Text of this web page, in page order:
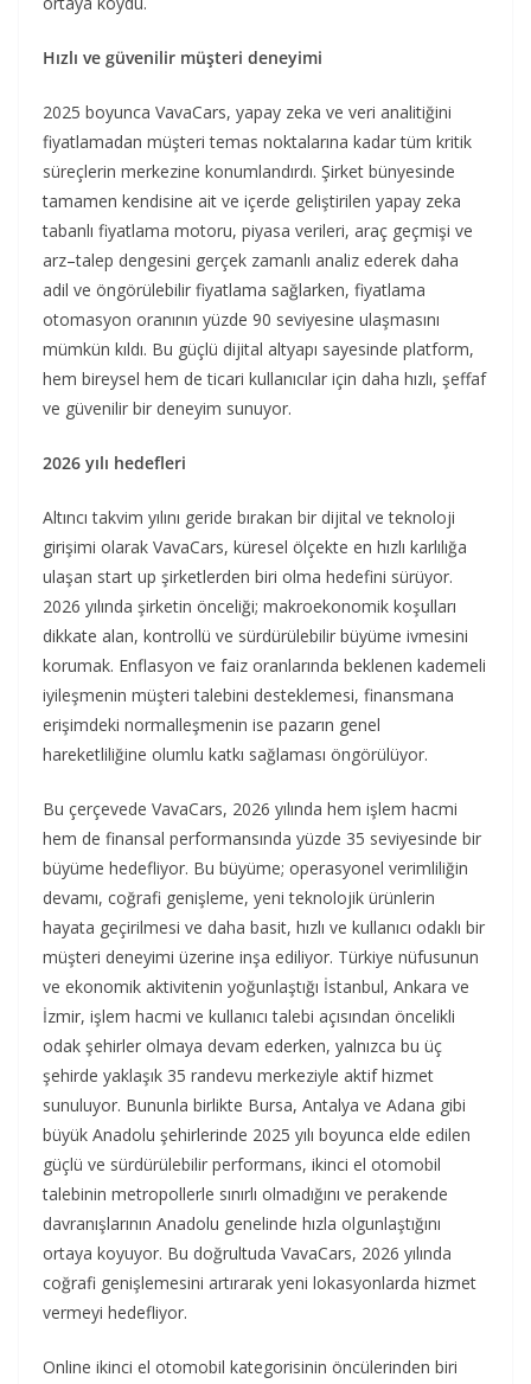
Hızlı ve güvenilir müşteri deneyimi
2025 boyunca VavaCars, yapay zeka ve veri analitiğini
fiyatlamadan müşteri temas noktalarına kadar tüm kritik
süreçlerin merkezine konumlandırdı. Şirket bünyesinde
tamamen kendisine ait ve içerde geliştirilen yapay zeka
tabanlı fiyatlama motoru, piyasa verileri, araç geçmişi ve
arz–talep dengesini gerçek zamanlı analiz ederek daha
adil ve öngörülebilir fiyatlama sağlarken, fiyatlama
otomasyon oranının yüzde 90 seviyesine ulaşmasını
mümkün kıldı. Bu güçlü dijital altyapı sayesinde platform,
hem bireysel hem de ticari kullanıcılar için daha hızlı, şeffaf
ve güvenilir bir deneyim sunuyor.
2026 yılı hedefleri
Altıncı takvim yılını geride bırakan bir dijital ve teknoloji
girişimi olarak VavaCars, küresel ölçekte en hızlı karlılığa
ulaşan start up şirketlerden biri olma hedefini sürüyor.
2026 yılında şirketin önceliği; makroekonomik koşulları
dikkate alan, kontrollü ve sürdürülebilir büyüme ivmesini
korumak. Enflasyon ve faiz oranlarında beklenen kademeli
iyileşmenin müşteri talebini desteklemesi, finansmana
erişimdeki normalleşmenin ise pazarın genel
hareketliliğine olumlu katkı sağlaması öngörülüyor.
Bu çerçevede VavaCars, 2026 yılında hem işlem hacmi
hem de finansal performansında yüzde 35 seviyesinde bir
büyüme hedefliyor. Bu büyüme; operasyonel verimliliğin
devamı, coğrafi genişleme, yeni teknolojik ürünlerin
hayata geçirilmesi ve daha basit, hızlı ve kullanıcı odaklı bir
müşteri deneyimi üzerine inşa ediliyor. Türkiye nüfusunun
ve ekonomik aktivitenin yoğunlaştığı İstanbul, Ankara ve
İzmir, işlem hacmi ve kullanıcı talebi açısından öncelikli
odak şehirler olmaya devam ederken, yalnızca bu üç
şehirde yaklaşık 35 randevu merkeziyle aktif hizmet
sunuluyor. Bununla birlikte Bursa, Antalya ve Adana gibi
büyük Anadolu şehirlerinde 2025 yılı boyunca elde edilen
güçlü ve sürdürülebilir performans, ikinci el otomobil
talebinin metropollerle sınırlı olmadığını ve perakende
davranışlarının Anadolu genelinde hızla olgunlaştığını
ortaya koyuyor. Bu doğrultuda VavaCars, 2026 yılında
coğrafi genişlemesini artırarak yeni lokasyonlarda hizmet
vermeyi hedefliyor.
Online ikinci el otomobil kategorisinin öncülerinden biri